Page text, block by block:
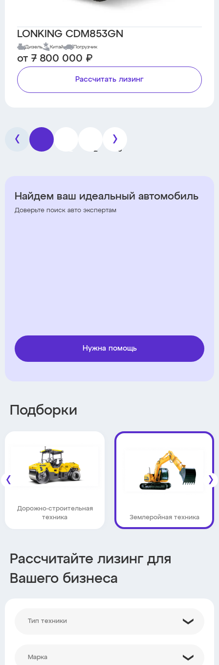
LONKING CDM853GN
Дизель Китай Погрузчик
от 7 800 000 ₽
Рассчитать лизинг
2 3
Найдем ваш идеальный автомобиль
Доверьте поиск авто экспертам
Нужна помощь
Подборки
Дорожно-строительная
техника
Землеройная техника
Рассчитайте лизинг для
Вашего бизнеса